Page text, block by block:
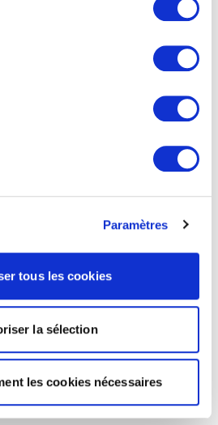
Paramètres
tous les cookies
la sélection
les cookies nécessaires